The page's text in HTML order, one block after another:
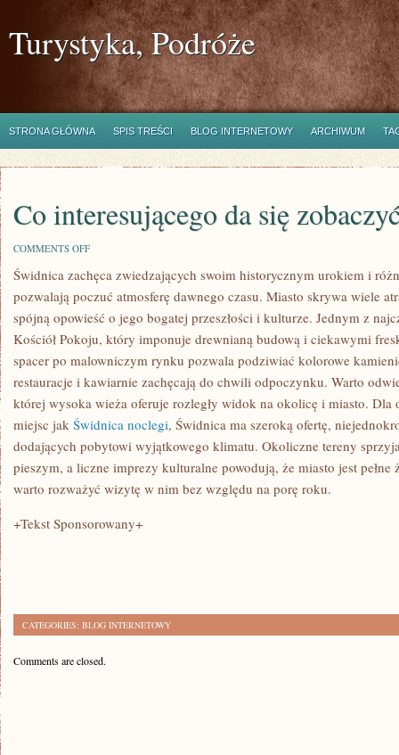
Turystyka, Podróże
STRONA GŁÓWNA SPIS TREŚCI BLOG INTERNETOWY ARCHIWUM
Co interesującego da się
COMMENTS OFFON
INTERESUJĄCEGO
DA
SIĘ
ZOBACZYĆ
ŚWIDNICY
Świdnica zachęca zwiedzających swoim historycznym urokiem i
pozwalają poczuć atmosferę dawnego czasu. Miasto skrywa wiele
spójną opowieść o jego bogatej przeszłości i kulturze. Jednym z
Kościół Pokoju, który imponuje drewnianą budową i ciekawymi
spacer po malowniczym rynku pozwala podziwiać kolorowe
restauracje i kawiarnie zachęcają do chwili odpoczynku. Warto
której wysoka wieża oferuje rozległy widok na okolicę i miasto. Dla
miejsc jak Świdnica noclegi, Świdnica ma szeroką ofertę,
dodających pobytowi wyjątkowego klimatu. Okoliczne tereny
pieszym, a liczne imprezy kulturalne powodują, że miasto jest pełne
warto rozważyć wizytę w nim bez względu na porę roku.
+Tekst Sponsorowany+
CATEGORIES: BLOG INTERNETOWY
Comments are closed.